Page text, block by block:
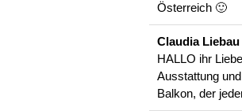
Österreich 🙂
Claudia Liebau
HALLO ihr
Ausstattung
Balkon, der